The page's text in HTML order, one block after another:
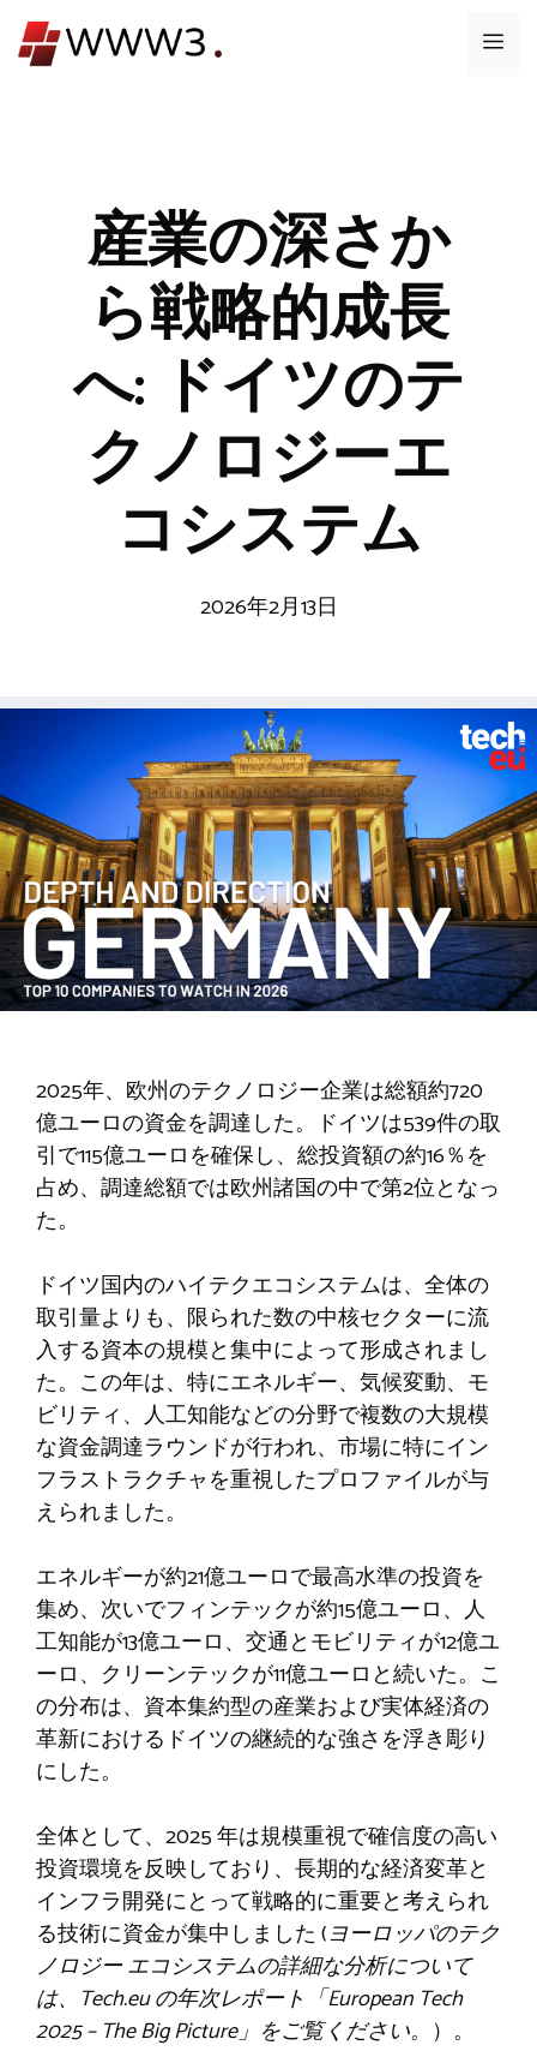
ン
メ
産業の深さか
ら戦略的成長
へ: ドイツのテ
クノロジーエ
コシステム
2026年2月13日
2025年、欧州のテクノロジー企業は総額約720
億ユーロの資金を調達した。ドイツは539件の取
引で115億ユーロを確保し、総投資額の約16％を
占め、調達総額では欧州諸国の中で第2位となっ
た。
ドイツ国内のハイテクエコシステムは、全体の
取引量よりも、限られた数の中核セクターに流
入する資本の規模と集中によって形成されまし
た。この年は、特にエネルギー、気候変動、モ
ビリティ、人工知能などの分野で複数の大規模
な資金調達ラウンドが行われ、市場に特にイン
フラストラクチャを重視したプロファイルが与
えられました。
エネルギーが約21億ユーロで最高水準の投資を
集め、次いでフィンテックが約15億ユーロ、人
工知能が13億ユーロ、交通とモビリティが12億ユ
ーロ、クリーンテックが11億ユーロと続いた。こ
の分布は、資本集約型の産業および実体経済の
革新におけるドイツの継続的な強さを浮き彫り
にした。
全体として、2025 年は規模重視で確信度の高い
投資環境を反映しており、長期的な経済変革と
インフラ開発にとって戦略的に重要と考えられ
る技術に資金が集中しました (ヨーロッパのテク
ノロジー エコシステムの詳細な分析について
は、Tech.eu の年次レポート「European Tech
2025 – The Big Picture」をご覧ください。 ）。